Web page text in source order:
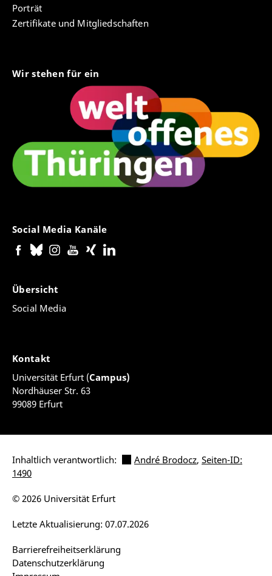
Porträt
Zertifikate und Mitgliedschaften
Wir stehen für ein
Social Media Kanäle
Übersicht
Social Media
Kontakt
Universität Erfurt (Campus)
Nordhäuser Str. 63
99089 Erfurt
Inhaltlich verantwortlich: André Brodocz, Seiten-ID:
1490
Barrierefreiheitserklärung
Datenschutzerklärung
Letzte Aktualisierung: 07.07.2026
© 2026 Universität Erfurt